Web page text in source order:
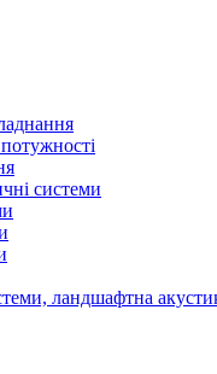
системи
ландшафтна